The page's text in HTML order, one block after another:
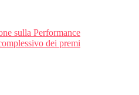
sulla Performance
dei premi